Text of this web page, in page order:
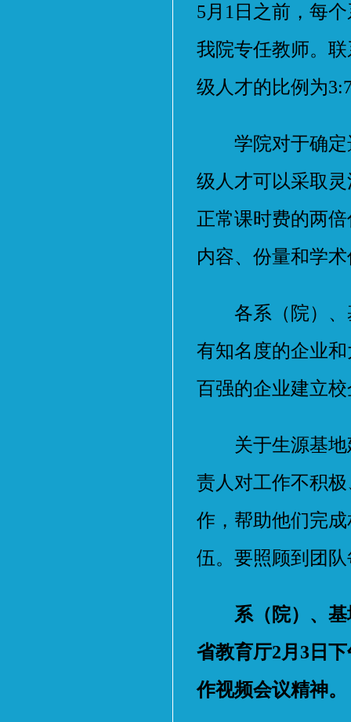
5月1日之前，每
我院专任教师。
级人才的比例为
学院对于确定
级人才可以采取
正常课时费的两
内容、份量和学
各系（院）、
有知名度的企业
百强的企业建立
关于生源基地
责人对工作不积
作，帮助他们完
伍。要照顾到团
系（院）、
省教育厅2月3日
作视频会议精神。